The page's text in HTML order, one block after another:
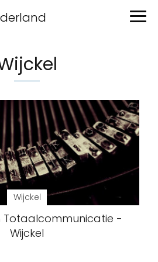
Wijckel
Totaalcommunicatie -
Wijckel